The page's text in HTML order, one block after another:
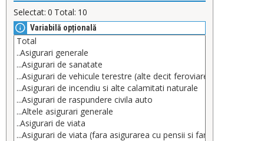
Selectat: 0 Total: 10
Variabilă opțională